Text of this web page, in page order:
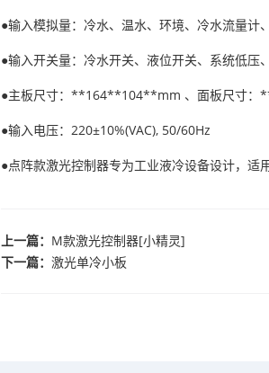
●输入模拟量：冷水、温水、环境、冷水流量计
●输入开关量：冷水开关、液位开关、系统低压
●主板尺寸：**164**104**mm 、面板尺寸
●输入电压：220±10%(VAC), 50/60Hz
●点阵款激光控制器专为工业液冷设备设计，
上一篇： M款激光控制器[小精灵]
下一篇： 激光单冷小板